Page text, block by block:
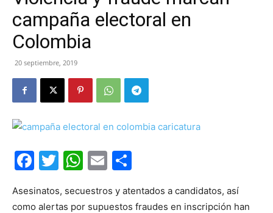
campaña electoral en
Colombia
20 septiembre, 2019
Facebook
Twitter
WhatsApp
Email
Asesinatos, secuestros y atentados a candidatos, así
como alertas por supuestos fraudes en inscripción han